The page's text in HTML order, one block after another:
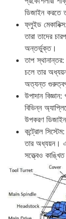
ডিজাইন করতে
ফ্লুইড
তারা তাদের
অন্তর্ভুক্ত।
তাপ স্থানান্তর:
চলে তার
অত্যন্ত
উপাদান
বিভিন্ন
উপকরণ
কন্ট্রোল
তার অধ্যয়ন।
সত্ত্বেও